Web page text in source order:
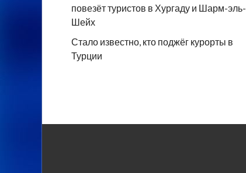
повезёт туристов в Хургаду и Шарм-эль-
Шейх
Стало известно, кто поджёг курорты в
Турции